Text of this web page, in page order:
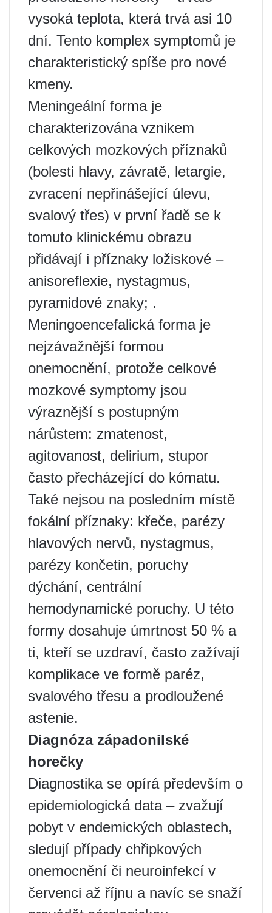
vysoká teplota, která trvá asi 10
dní. Tento komplex symptomů je
charakteristický spíše pro nové
kmeny.
Meningeální forma je
charakterizována vznikem
celkových mozkových příznaků
(bolesti hlavy, závratě, letargie,
zvracení nepřinášející úlevu,
svalový třes) v první řadě se k
tomuto klinickému obrazu
přidávají i příznaky ložiskové –
anisoreflexie, nystagmus,
pyramidové znaky; .
Meningoencefalická forma je
nejzávažnější formou
onemocnění, protože celkové
mozkové symptomy jsou
výraznější s postupným
nárůstem: zmatenost,
agitovanost, delirium, stupor
často přecházející do kómatu.
Také nejsou na posledním místě
fokální příznaky: křeče, parézy
hlavových nervů, nystagmus,
parézy končetin, poruchy
dýchání, centrální
hemodynamické poruchy. U této
formy dosahuje úmrtnost 50 % a
ti, kteří se uzdraví, často zažívají
komplikace ve formě paréz,
svalového třesu a prodloužené
astenie.
Diagnóza západonilské
horečky
Diagnostika se opírá především o
epidemiologická data – zvažují
pobyt v endemických oblastech,
sledují případy chřipkových
onemocnění či neuroinfekcí v
červenci až říjnu a navíc se snaží